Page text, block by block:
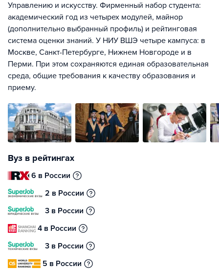
Управлению и искусству. Фирменный набор студента:
академический год из четырех модулей, майнор
(дополнительно выбранный профиль) и рейтинговая
система оценки знаний. У НИУ ВШЭ четыре кампуса: в
Москве, Санкт-Петербурге, Нижнем Новгороде и в
Перми. При этом сохраняются единая образовательная
среда, общие требования к качеству образования и
приему.
Вуз в рейтингах
6 в России
2 в России
3 в России
4 в России
3 в России
5 в России